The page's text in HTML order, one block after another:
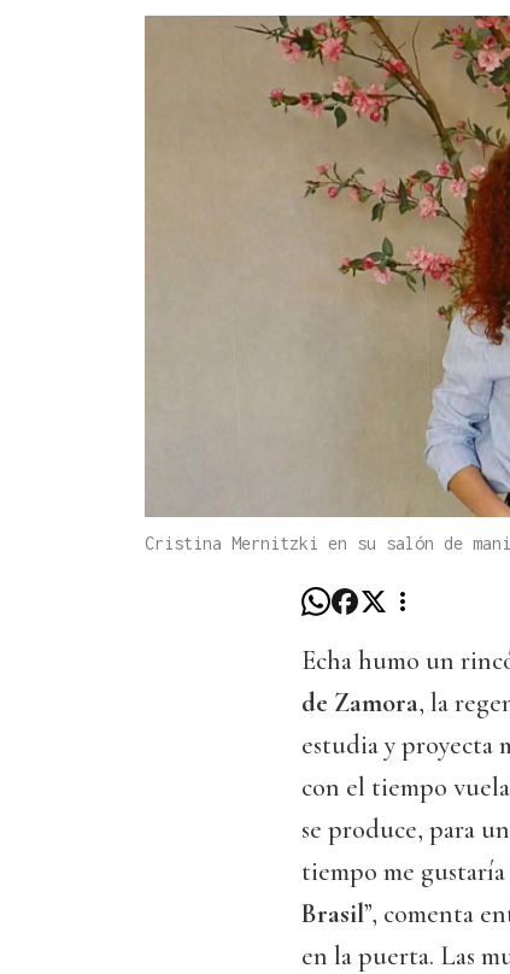
Cristina Mernitzki en su salón de
Echa humo un
de Zamora, la
estudia y proyecta
con el tiempo
se produce, para un
tiempo me
Brasil”, comenta
en la puerta. Las